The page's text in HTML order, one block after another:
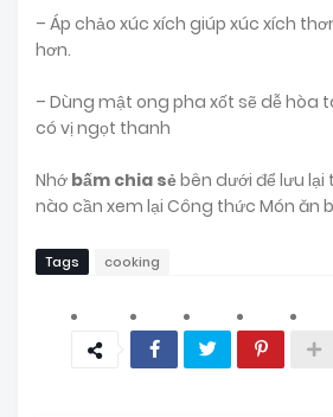
– Áp chảo xúc xích giúp xúc xích
hơn.
– Dùng mật ong pha xốt sẽ dễ hòa
có vị ngọt thanh
Nhớ bấm chia sẻbên dưới để lưu lại
nào cần xem lại Công thức Món ăn
Tags cooking